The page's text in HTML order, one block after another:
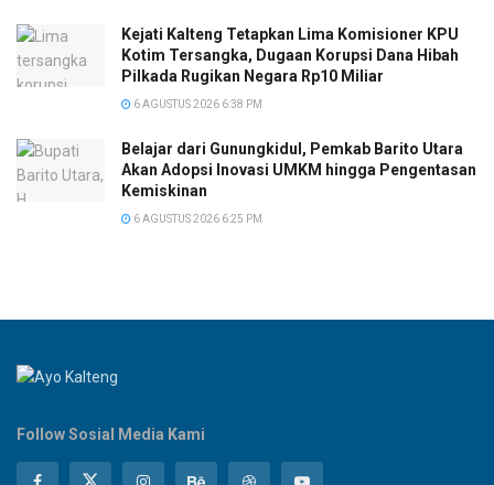
Kejati Kalteng Tetapkan Lima Komisioner KPU
Kotim Tersangka, Dugaan Korupsi Dana Hibah
Pilkada Rugikan Negara Rp10 Miliar
6 AGUSTUS 2026 6:38 PM
Belajar dari Gunungkidul, Pemkab Barito Utara
Akan Adopsi Inovasi UMKM hingga Pengentasan
Kemiskinan
6 AGUSTUS 2026 6:25 PM
Follow Sosial Media Kami